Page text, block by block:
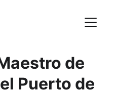
de
Puerto de